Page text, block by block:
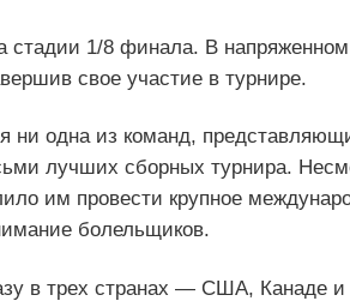
стадии 1/8 финала. В
свое участие в турнире.
ни одна из команд,
лучших сборных турнира.
им провести крупное
болельщиков.
в трех странах — США, Канаде